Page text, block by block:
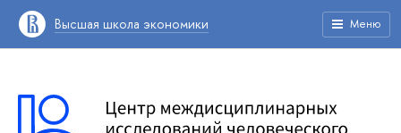
Высшая школа экономики Меню